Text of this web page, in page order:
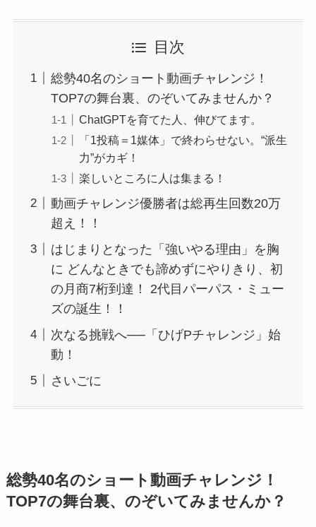
目次
総勢40名のショート動画チャレンジ！
TOP7の舞台裏、のぞいてみませんか？
ChatGPTを育てた人、伸びてます。
「1投稿＝1媒体」で終わらせない。“派生
力”がカギ！
楽しいところに人は集まる！
動画チャレンジ優勝者は総再生回数20万
超え！！
はじまりとなった「強いやる理由」を胸
に どんなときでも諦めずにやりきり、初
の月商7桁到達！ 2代目パーパス・ミュー
ズの誕生！！
次なる挑戦へ──「ひげPチャレンジ」始
動！
さいごに
総勢40名のショート動画チャレンジ！
TOP7の舞台裏、のぞいてみませんか？